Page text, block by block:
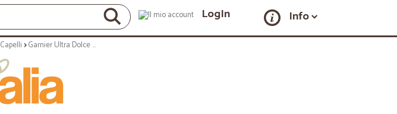
LogIn Info
Capelli Garnier Ultra Dolce Shampoo 2in1 al latte di Vaniglia e polpa di Papaya per capelli lunghi, 250 ml